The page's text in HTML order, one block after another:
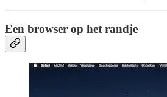
Een browser op het randje